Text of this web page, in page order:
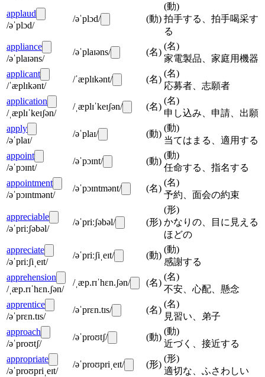
applaud
/əˈplɔd/
/əˈplɔd/ (動)
(動)
拍手する、拍手喝采す
る
appliance
/əˈplaɪəns/
/əˈplaɪəns/ (名)
(名)
家電製品、家庭用機器
applicant
/ˈæplɪkənt/
/ˈæplɪkənt/ (名)
(名)
応募者、志願者
application
/ˌæplɪˈkeɪʃən/
/ˌæplɪˈkeɪʃən/ (名)
(名)
申し込み、申請、出願
apply
/əˈplaɪ/
/əˈplaɪ/ (動)
(動)
当てはまる、適用する
appoint
/əˈpɔɪnt/
/əˈpɔɪnt/ (動)
(動)
任命する、指名する
appointment
/əˈpɔɪntmənt/
/əˈpɔɪntmənt/ (名)
(名)
予約、面会の約束
appreciable
/əˈpriːʃəbəl/
/əˈpriːʃəbəl/ (形)
(形)
かなりの、目に見える
ほどの
appreciate
/əˈpriːʃiˌeɪt/
/əˈpriːʃiˌeɪt/ (動)
(動)
感謝する
apprehension
/ˌæp.rɪˈhɛn.ʃən/
/ˌæp.rɪˈhɛn.ʃən/ (名)
(名)
不安、心配、懸念
apprentice
/əˈprɛn.tɪs/
/əˈprɛn.tɪs/ (名)
(名)
見習い、弟子
approach
/əˈproʊtʃ/
/əˈproʊtʃ/ (動)
(動)
近づく、接近する
appropriate
/əˈproʊpriˌeɪt/
/əˈproʊpriˌeɪt/ (形)
(形)
適切な、ふさわしい